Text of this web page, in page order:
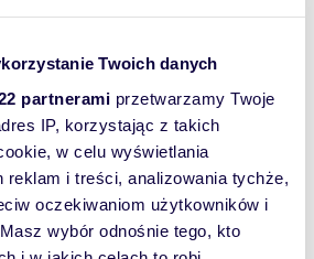
Twoich danych
partnerami przetwarzamy Twoje
IP, korzystając z takich
w celu wyświetlania
i treści, analizowania tychże,
oczekiwaniom użytkowników i
wybór odnośnie tego, kto
telefon
skontaktuj się
telefon
skontaktuj się
To najlepszy
sposób, aby
właściciel
oferty
szybko się z
Tobą
skontaktował!